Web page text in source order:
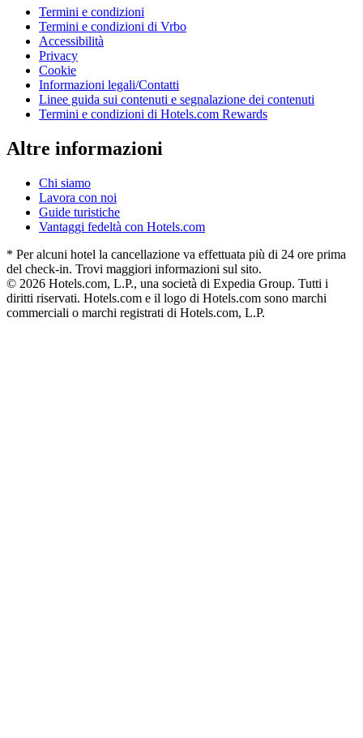
Termini e condizioni
Termini e condizioni di Vrbo
Accessibilità
Privacy
Cookie
Informazioni legali/Contatti
Linee guida sui contenuti e segnalazione dei contenuti
Termini e condizioni di Hotels.com Rewards
Altre informazioni
Chi siamo
Lavora con noi
Guide turistiche
Vantaggi fedeltà con Hotels.com
* Per alcuni hotel la cancellazione va effettuata più di 24 ore prima
del check-in. Trovi maggiori informazioni sul sito.
© 2026 Hotels.com, L.P., una società di Expedia Group. Tutti i
diritti riservati. Hotels.com e il logo di Hotels.com sono marchi
commerciali o marchi registrati di Hotels.com, L.P.